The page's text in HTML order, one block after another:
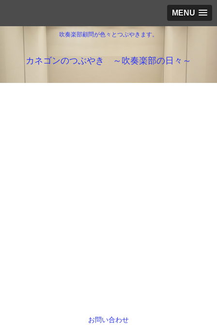
MENU
吹奏楽部顧問が色々とつぶやきます。
カネゴンのつぶやき ～吹奏楽部の日々～
お問い合わせ